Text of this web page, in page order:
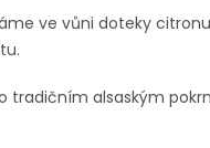
ve vůni doteky
tradičním alsaským